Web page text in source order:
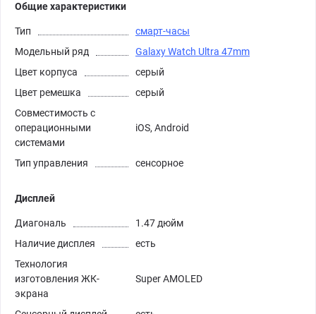
Общие характеристики
Тип
смарт-часы
Модельный ряд
Galaxy Watch Ultra 47mm
Цвет корпуса
серый
Цвет ремешка
серый
Совместимость с
операционными
системами
iOS, Android
Тип управления сенсорное
Дисплей
Диагональ
1.47 дюйм
Наличие дисплея
есть
Технология
изготовления ЖК-
экрана
Super AMOLED